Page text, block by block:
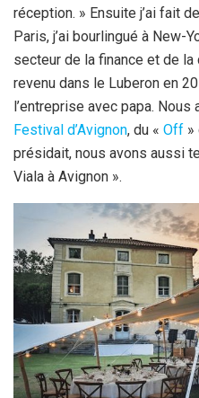
réception. » Ensuite j’ai fait
Paris, j’ai bourlingué à New-
secteur de la finance et de
revenu dans le Luberon en
l’entreprise avec papa.
Festival d’Avignon, du « Off »
présidait, nous avons aussi
Viala à Avignon ».